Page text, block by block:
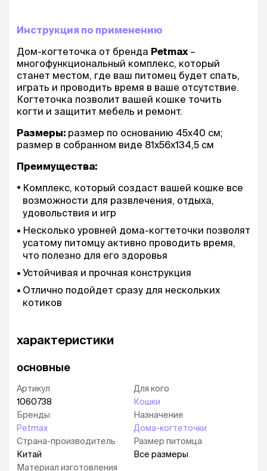
Инструкция по применению
Дом-когтеточка от бренда Petmax –
многофункциональный комплекс, который
станет местом, где ваш питомец будет спать,
играть и проводить время в ваше отсутствие.
Когтеточка позволит вашей кошке точить
когти и защитит мебель и ремонт.
Размеры: размер по основанию 45х40 см;
размер в собранном виде 81х56х134,5 см
Преимущества:
Комплекс, который создаст вашей кошке все
возможности для развлечения, отдыха,
удовольствия и игр
Несколько уровней дома-когтеточки позволят
усатому питомцу активно проводить время,
что полезно для его здоровья
Устойчивая и прочная конструкция
Отлично подойдет сразу для нескольких
котиков
характеристики
основные
Артикул
1060738
Бренды
Petmax
Страна-производитель
Китай
Материал изготовления
Для кого
Кошки
Назначение
Дома-когтеточки
Размер питомца
Все размеры